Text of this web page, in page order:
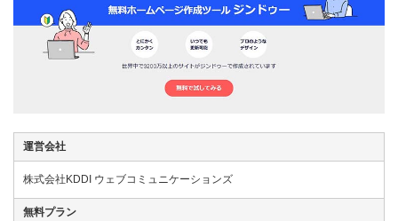
運営会社
株式会社KDDI ウェブコミュニケーションズ
無料プラン